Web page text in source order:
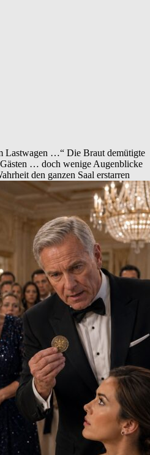
Lastwagen …“ Die Braut demütigte
… doch wenige Augenblicke
den ganzen Saal erstarren